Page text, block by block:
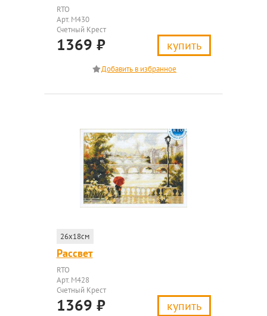
RTO
Арт. M430
Счетный Крест
1369 ₽ купить
26x18см
Рассвет
RTO
Арт. M428
Счетный Крест
1369 ₽ купить